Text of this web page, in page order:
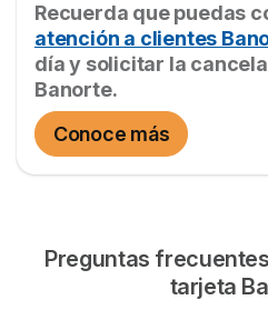
Recuerda que puedas
atención a clientes
día y solicitar la
Banorte.
Conoce más
Preguntas
tarjeta